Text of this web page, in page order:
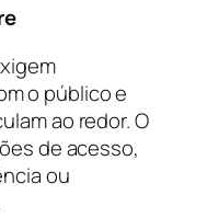
o público e
ao redor. O
de acesso,
ou